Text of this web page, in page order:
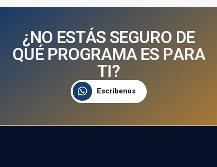
¿NO ESTÁS SEGURO DE
QUÉ PROGRAMA ES PARA
TI?
Escríbenos